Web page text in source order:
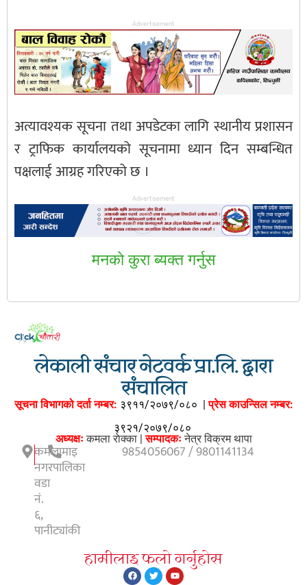
Advertisement
अत्यावश्यक सूचना तथा अपडेटका लागि स्थानीय प्रशासन
र ट्राफिक कार्यालयको सूचनामा ध्यान दिन सम्बन्धित
पक्षलाई आग्रह गरिएको छ ।
Advertisement
मनकाे कुरा ब्यक्त गर्नुस
लेकाली संचार नेटवर्क प्रा.लि. द्वारा
संचालित
सूचना विभागको दर्ता नम्बर: ३९११/२०७९/०८० |प्रेस काउन्सिल नम्बर:
३९२१/२०७९/०८०
अध्यक्षःकमला राेक्का |सम्पादकःनेत्र विक्रम थापा
कमलामाइ
नगरपालिका
वडा
नं.
६,
पानीट्यांकी
9854056067 / 9801141134
हामीलाइ फलाे गर्नुहाेस